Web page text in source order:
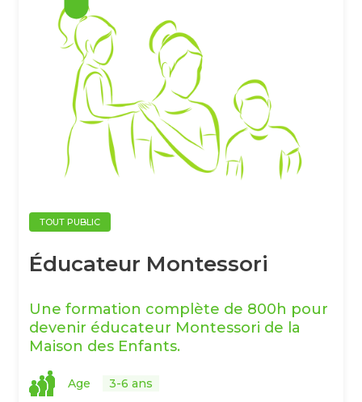
TOUT PUBLIC
Éducateur Montessori
Une formation complète de 800h pour
devenir éducateur Montessori de la
Maison des Enfants.
Age 3-6 ans